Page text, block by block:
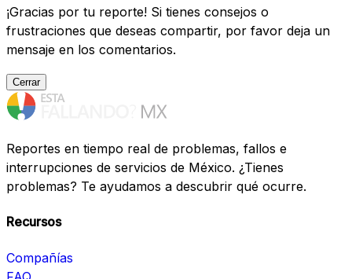
¡Gracias por tu reporte! Si tienes consejos o
frustraciones que deseas compartir, por favor deja un
mensaje en los comentarios.
Cerrar
Reportes en tiempo real de problemas, fallos e
interrupciones de servicios de México. ¿Tienes
problemas? Te ayudamos a descubrir qué ocurre.
Recursos
Compañías